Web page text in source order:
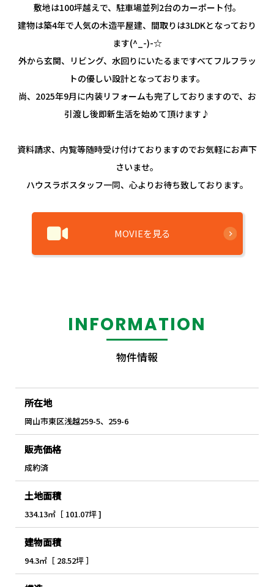
敷地は100坪越えで、駐車場並列2台のカーポート付。
建物は築4年で人気の木造平屋建、間取りは3LDKとなっており
ます(^_-)-☆
外から玄関、リビング、水回りにいたるまですべてフルフラッ
トの優しい設計となっております。
尚、2025年9月に内装リフォームも完了しておりますので、お
引渡し後即新生活を始めて頂けます♪
資料請求、内覧等随時受け付けておりますのでお気軽にお声下
さいませ。
ハウスラボスタッフ一同、心よりお待ち致しております。
MOVIEを見る
INFORMATION
物件情報
所在地
岡山市東区浅越259-5、259-6
販売価格
成約済
土地面積
334.13㎡［ 101.07坪 ]
建物面積
94.3㎡［ 28.52坪 ］